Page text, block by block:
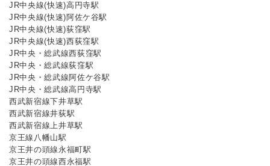
JR中央線(快速)高円寺駅
JR中央線(快速)阿佐ケ谷駅
JR中央線(快速)荻窪駅
JR中央線(快速)西荻窪駅
JR中央・総武線西荻窪駅
JR中央・総武線荻窪駅
JR中央・総武線阿佐ケ谷駅
JR中央・総武線高円寺駅
西武新宿線下井草駅
西武新宿線井荻駅
西武新宿線上井草駅
京王線八幡山駅
京王井の頭線永福町駅
京王井の頭線西永福駅